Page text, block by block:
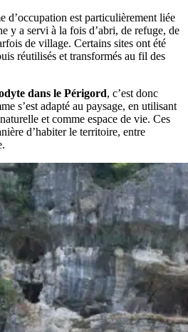
d’occupation est particulièrement liée
y a servi à la fois d’abri, de refuge, de
de village. Certains sites ont été
réutilisés et transformés au fil des
dans le Périgord, c’est donc
s’est adapté au paysage, en utilisant
et comme espace de vie. Ces
d’habiter le territoire, entre